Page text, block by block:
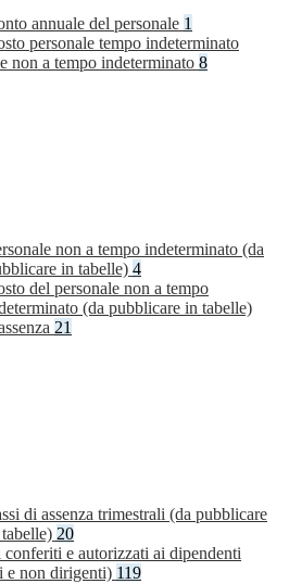
annuale del personale 1
personale tempo indeterminato
non a tempo indeterminato 8
non a tempo indeterminato (da
in tabelle) 4
del personale non a tempo
(da pubblicare in tabelle)
21
di assenza trimestrali (da pubblicare
20
e autorizzati ai dipendenti
e non dirigenti) 119